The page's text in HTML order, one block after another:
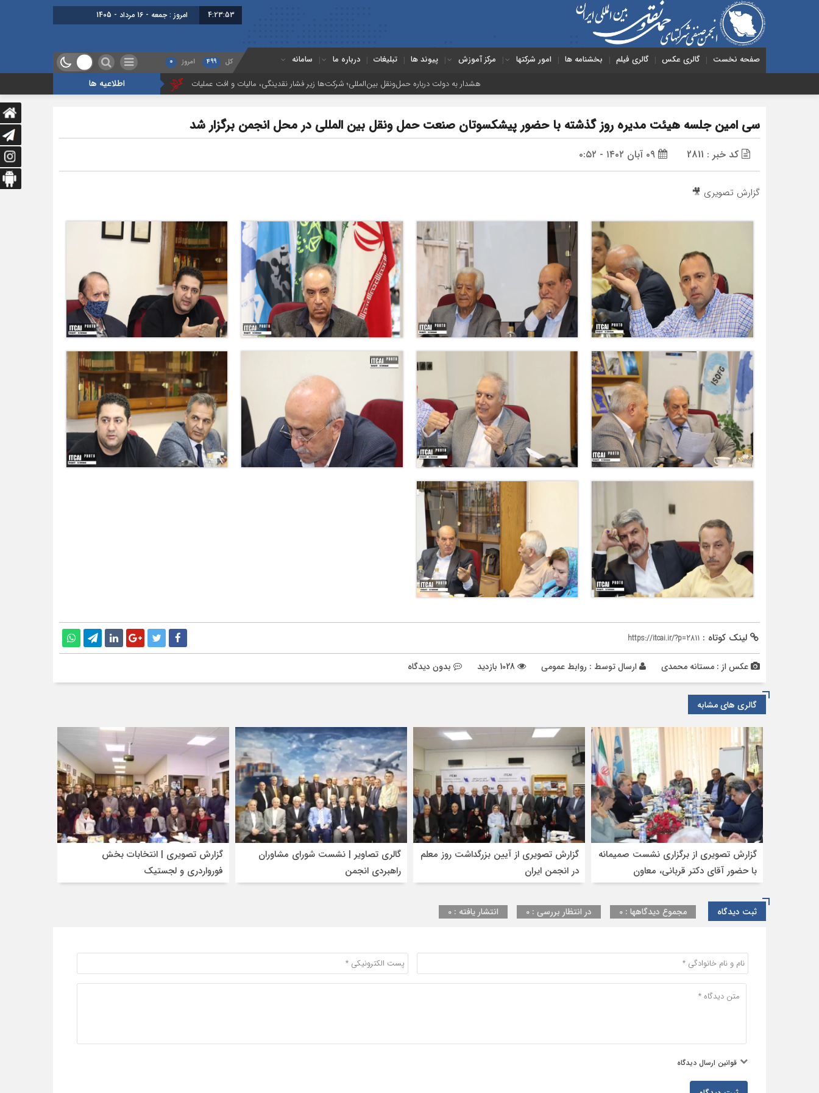
4:23:53 برابر با : Friday - 7 A
صفحه نخست گالری عکس گالری فیلم بخشنامه ها امور شرکتها مرکز آموزش پیوند ها تبلیغات درباره ما سامانه کل 499 امروز 0
اطلاعیه ها هشدار به دولت درباره حمل‌ونقل بین‌المللی؛ شرکت‌ها زیر فشار نقدینگی، مالیات و افت عملیات بررسی چالش‌های حمل ونقل کالا حوزه‌های ریلی، دریایی و جاده‌ای
سی امین جلسه هیئت مدیره روز گذشته با حضور پیشکسوتان صنعت حمل ونقل بین المللی در محل انجمن برگزار شد
کد خبر : 2811
گزارش تصویری 🎥
لینک کوتاه : https://itcai.ir/?p=2811
عکس از : مستانه محمدی ارسال توسط : روابط عمومی بدون دیدگاه
گالری های مشابه
گزارش تصویری از برگزاری نشست صمیمانه
با حضور آقای دکتر قربانی، معاون
حمل‌ونقل وزیر راه و شهرسازی،آقای
مهندس جمیلی مدیرکل تشکل‌های وزارت
راه و شهرسازی، جناب آقای مهندس
آقای خناری مدیرکل دفتر ترانزیت گمرک
ج.ا.ا، و جناب آقای زندیه مدیر کارنه تیر اتاق
ایران به همراه نمایندگان تشکل‌های
تخصصی حوزه حمل‌ونقل بین‌المللی ایران
گزارش تصویری از آیین بزرگداشت روز معلم
در انجمن ایران
گالری تصاویر | نشست شورای مشاوران
راهبردی انجمن
گزارش تصویری | انتخابات بخش
فورواردری و لجستیک
ثبت دیدگاه مجموع دیدگاهها : 0 در انتظار بررسی : 0 انتشار یافته : 0
قوانین ارسال دیدگاه